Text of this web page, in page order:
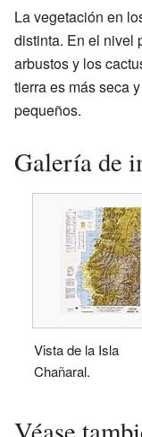
La vegetación en
distinta. En el nivel
arbustos y los
tierra es más seca
pequeños.
Galería de
Vista de la Isla
Chañaral.